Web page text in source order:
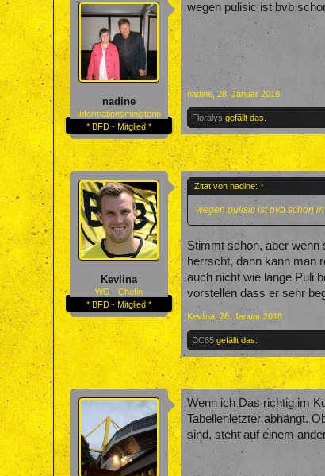
nadine
Informationsministerin
* BFD - Mitglied *
wegen pulisic ist bvb
nadine , 28. Januar 2018
Floralys gefällt das.
Kevlina
WG - Chefin
* BFD - Mitglied *
Zitat von nadine: ↑
wegen pulisic ist bvb schon
Stimmt schon, aber wenn
herrscht, dann kann man
auch nicht wie lange Puli
vorstellen dass er sehr
Kevlina 28. Januar 2018
DC65 gefällt das.
Wenn ich Das richtig im
Tabellenletzter abhängt.
sind, steht auf einem